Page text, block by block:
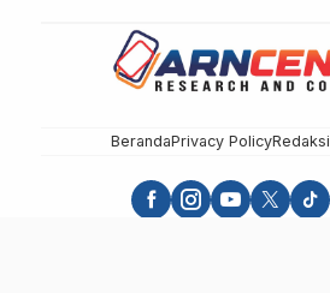
BerandaPrivacy PolicyRedaksi